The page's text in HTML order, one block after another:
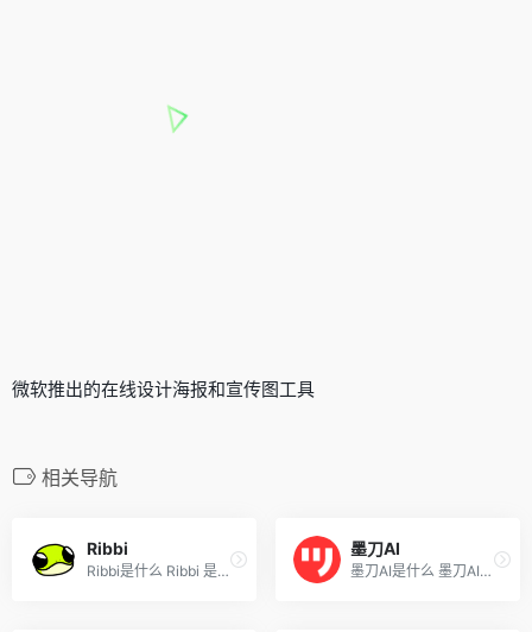
微软推出的在线设计海报和宣传图工具
相关导航
Ribbi
Ribbi是什么 Ribbi 是专为设...
墨刀AI
墨刀AI是什么 墨刀AI是国内知...